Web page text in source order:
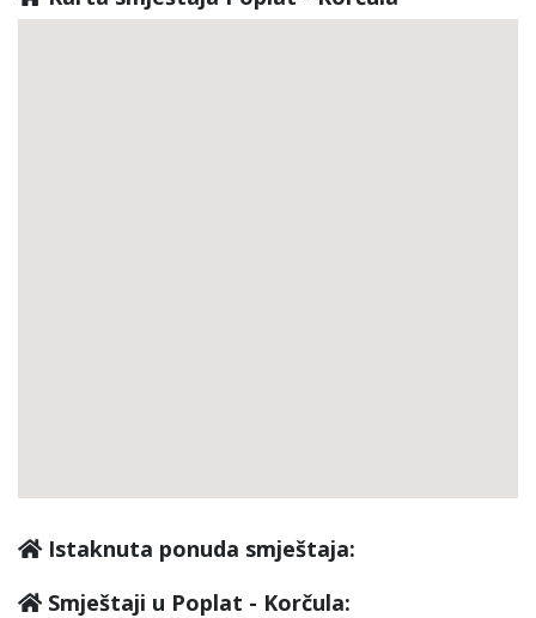
Istaknuta ponuda smještaja:
Smještaji u Poplat - Korčula: